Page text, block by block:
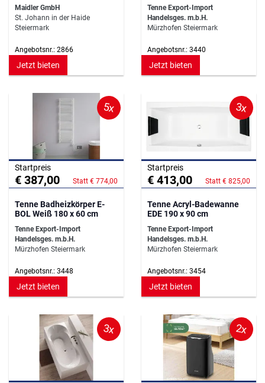
Maidler GmbH
St. Johann in der Haide
Steiermark
Angebotsnr.: 2866
Jetzt bieten
Tenne Export-Import
Handelsges. m.b.H.
Mürzhofen Steiermark
Angebotsnr.: 3440
Jetzt bieten
5x
Startpreis
€ 387,00 Statt € 774,00
Tenne Badheizkörper E-
BOL Weiß 180 x 60 cm
Tenne Export-Import
Handelsges. m.b.H.
Mürzhofen Steiermark
Angebotsnr.: 3448
Jetzt bieten
3x
Startpreis
€ 413,00 Statt € 825,00
Tenne Acryl-Badewanne
EDE 190 x 90 cm
Tenne Export-Import
Handelsges. m.b.H.
Mürzhofen Steiermark
Angebotsnr.: 3454
Jetzt bieten
3x 2x